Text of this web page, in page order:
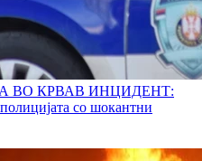
ВО КРВАВ ИНЦИДЕНТ:
со шокантни